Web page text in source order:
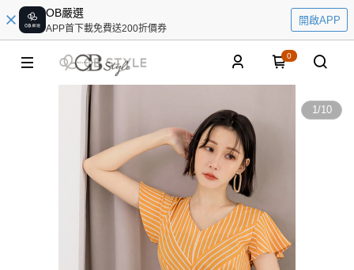
OB嚴選
APP首下載免費送200折價券
開啟APP
0
1/10